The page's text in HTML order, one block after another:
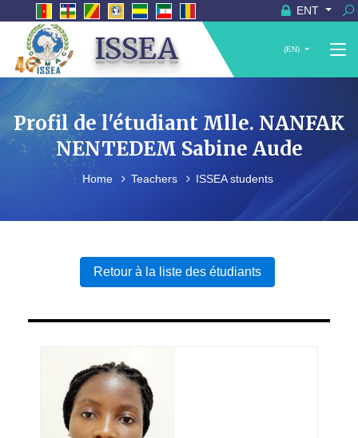
ENT
ISSEA (EN)
Profil de l'étudiant Mlle. NANFAK
NENTEDEM Sabine Aude
Home Teachers ISSEA students
Retour à la liste des étudiants